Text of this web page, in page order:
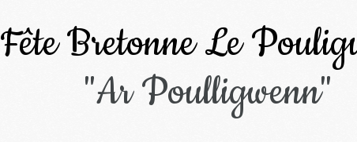
Fête Bretonne Le
"Ar Poulligwenn"